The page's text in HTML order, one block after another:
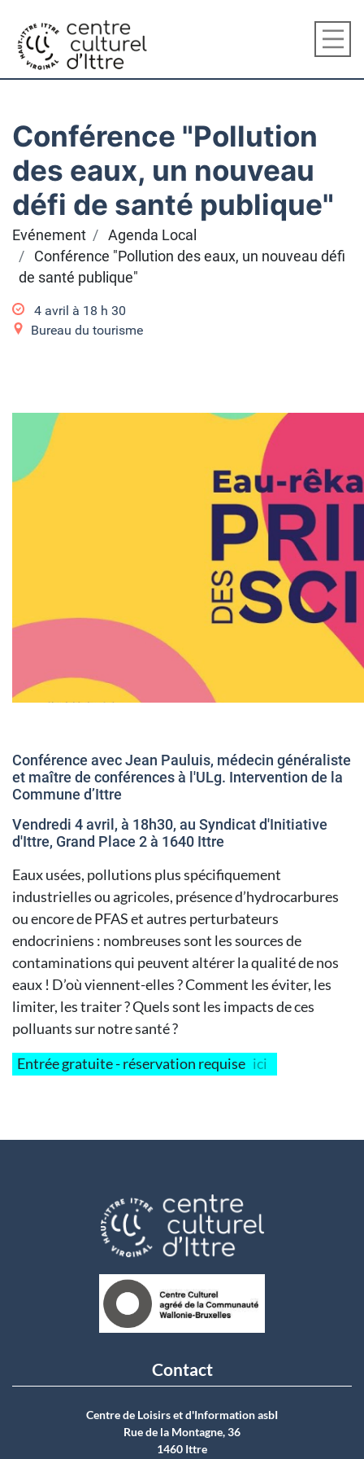
Conférence "Pollution
des eaux, un nouveau
défi de santé publique"
Evénement
Agenda Local
Conférence "Pollution des eaux, un nouveau défi
de santé publique"
4 avril à 18 h 30
Bureau du tourisme
Conférence avec Jean Pauluis, médecin généraliste
et maître de conférences à l'ULg. Intervention de la
Commune d’Ittre
Vendredi 4 avril, à 18h30, au Syndicat d'Initiative
d'Ittre, Grand Place 2 à 1640 Ittre
Eaux usées, pollutions plus spécifiquement
industrielles ou agricoles, présence d’hydrocarbures
ou encore de PFAS et autres perturbateurs
endocriniens : nombreuses sont les sources de
contaminations qui peuvent altérer la qualité de nos
eaux ! D’où viennent-elles ? Comment les éviter, les
limiter, les traiter ? Quels sont les impacts de ces
polluants sur notre santé ?
Entrée gratuite - réservation requise ici
Contact
Centre de Loisirs et d'Information asbI
Rue de la Montagne, 36
1460 Ittre